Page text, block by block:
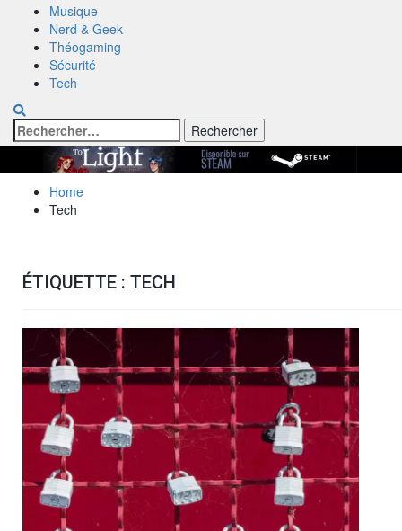
Musique
Nerd & Geek
Théogaming
Sécurité
Tech
Rechercher :
Home
Tech
ÉTIQUETTE : TECH